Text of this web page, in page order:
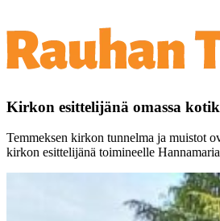
Kirkon esittelijänä omassa
Temmeksen kirkon tunnelma ja muistot
kirkon esittelijänä toimineelle